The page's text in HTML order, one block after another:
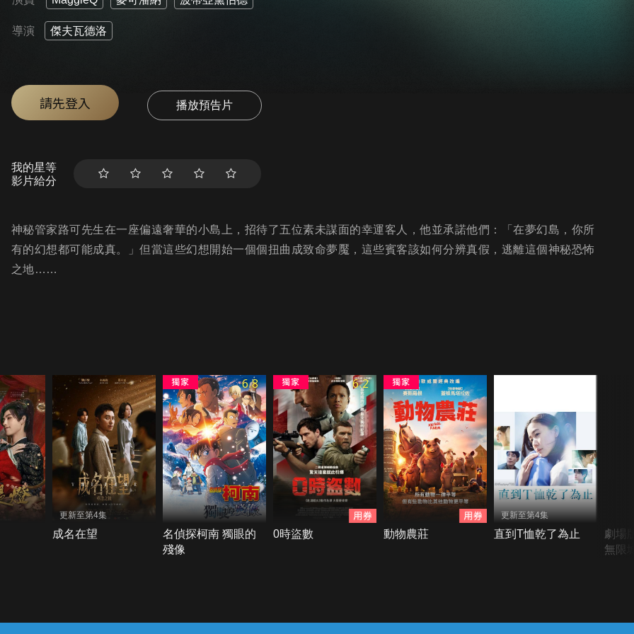
導演 傑夫瓦德洛
請先登入 播放預告片
我的星等
影片給分
神秘管家路可先生在一座偏遠奢華的小島上，招待了五位素未謀面的幸運客人，他並承諾他們：「在夢幻島，你所
有的幻想都可能成真。」但當這些幻想開始一個個扭曲成致命夢魘，這些賓客該如何分辨真假，逃離這個神秘恐怖
之地……
更新至第4集
成名在望
6.8
名偵探柯南 獨眼的
殘像
6.2
0時盜數 動物農莊
更新至第4集
直到T恤乾了為止
劇場
無限